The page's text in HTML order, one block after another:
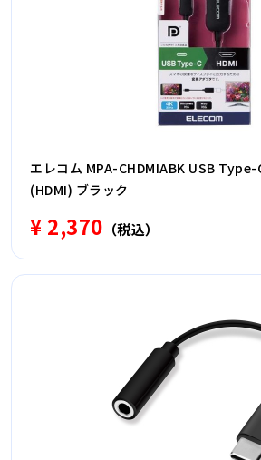
エレコム MPA-CHDMIABK USB
(HDMI) ブラック
¥ 2,370 （税込）